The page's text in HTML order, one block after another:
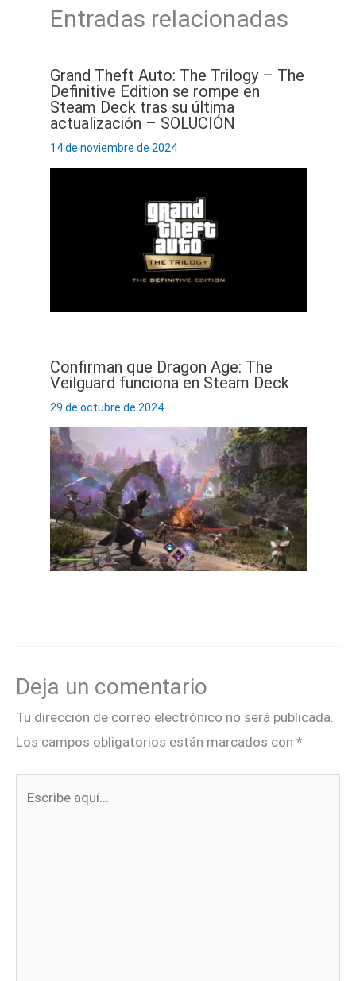
Entradas relacionadas
Grand Theft Auto: The Trilogy – The
Definitive Edition se rompe en
Steam Deck tras su última
actualización – SOLUCIÓN
14 de noviembre de 2024
Confirman que Dragon Age: The
Veilguard funciona en Steam Deck
29 de octubre de 2024
Deja un comentario
Tu dirección de correo electrónico no será publicada.
Los campos obligatorios están marcados con *